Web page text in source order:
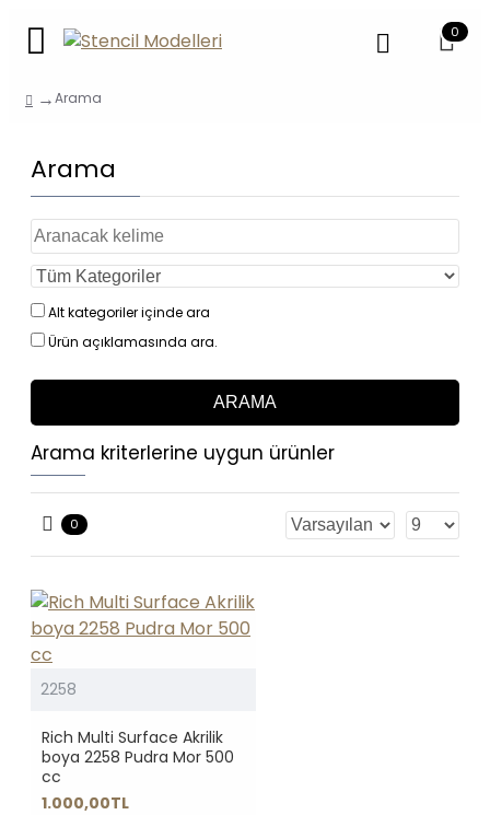
0
Arama
Arama
Alt kategoriler içinde ara
Ürün açıklamasında ara.
ARAMA
Arama kriterlerine uygun ürünler
0
2258
Rich Multi Surface Akrilik
boya 2258 Pudra Mor 500
cc
1.000,00TL